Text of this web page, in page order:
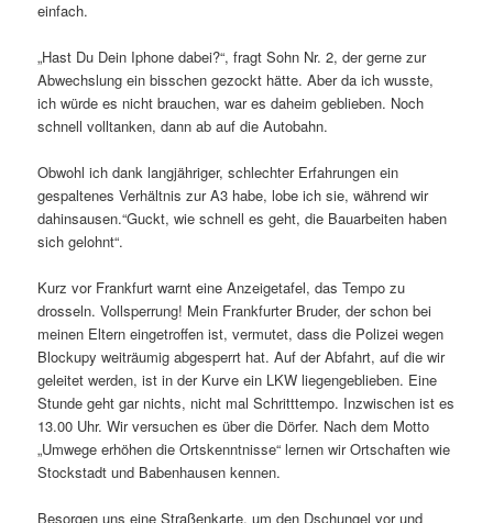
einfach.
„Hast Du Dein Iphone dabei?“, fragt Sohn Nr. 2, der gerne zur
Abwechslung ein bisschen gezockt hätte. Aber da ich wusste,
ich würde es nicht brauchen, war es daheim geblieben. Noch
schnell volltanken, dann ab auf die Autobahn.
Obwohl ich dank langjähriger, schlechter Erfahrungen ein
gespaltenes Verhältnis zur A3 habe, lobe ich sie, während wir
dahinsausen.“Guckt, wie schnell es geht, die Bauarbeiten haben
sich gelohnt“.
Kurz vor Frankfurt warnt eine Anzeigetafel, das Tempo zu
drosseln. Vollsperrung! Mein Frankfurter Bruder, der schon bei
meinen Eltern eingetroffen ist, vermutet, dass die Polizei wegen
Blockupy weiträumig abgesperrt hat. Auf der Abfahrt, auf die wir
geleitet werden, ist in der Kurve ein LKW liegengeblieben. Eine
Stunde geht gar nichts, nicht mal Schritttempo. Inzwischen ist es
13.00 Uhr. Wir versuchen es über die Dörfer. Nach dem Motto
„Umwege erhöhen die Ortskenntnisse“ lernen wir Ortschaften wie
Stockstadt und Babenhausen kennen.
Besorgen uns eine Straßenkarte, um den Dschungel vor und